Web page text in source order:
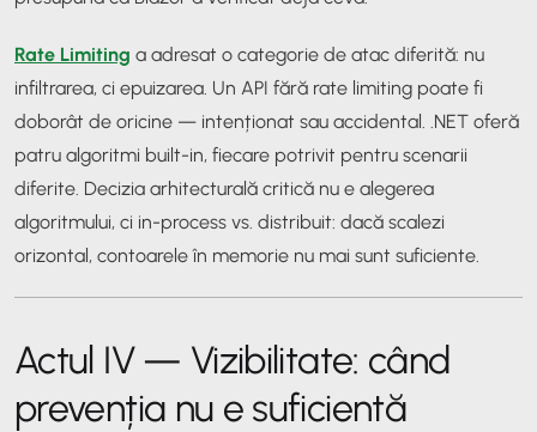
Rate Limiting a adresat o categorie de atac diferită: nu
infiltrarea, ci epuizarea. Un API fără rate limiting poate fi
doborât de oricine — intenționat sau accidental. .NET oferă
patru algoritmi built-in, fiecare potrivit pentru scenarii
diferite. Decizia arhitecturală critică nu e alegerea
algoritmului, ci in-process vs. distribuit: dacă scalezi
orizontal, contoarele în memorie nu mai sunt suficiente.
Actul IV — Vizibilitate: când
prevenția nu e suficientă